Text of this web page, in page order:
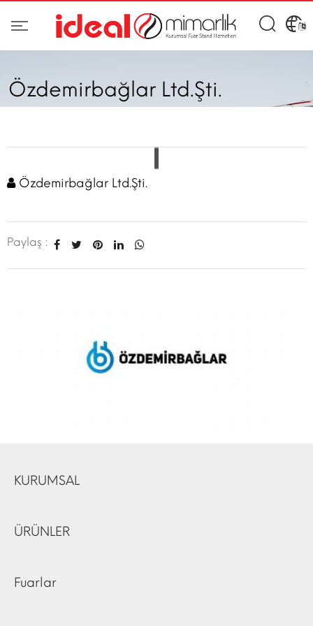
Özdemirbağlar Ltd.Şti.
Özdemirbağlar Ltd.Şti.
Paylaş :
KURUMSAL
ÜRÜNLER
Fuarlar